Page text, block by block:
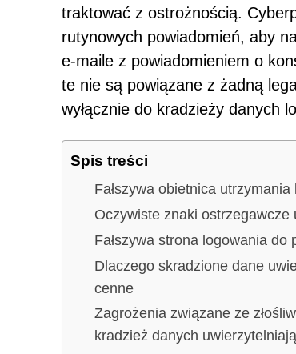
traktować z ostrożnością.
rutynowych powiadomień, aby
e-maile z powiadomieniem o
te nie są powiązane z żadną
wyłącznie do kradzieży danych
Spis treści
Fałszywa obietnica utrzymania
Oczywiste znaki ostrzegawcze
Fałszywa strona logowania do
Dlaczego skradzione dane
cenne
Zagrożenia związane ze
kradzież danych